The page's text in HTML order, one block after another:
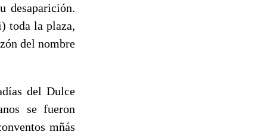
desaparición.
toda la plaza,
del nombre
del Dulce
se fueron
mñás